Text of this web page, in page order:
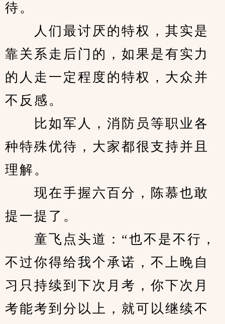
待。
人们最讨厌的特权，其实是
靠关系走后门的，如果是有实力
的人走一定程度的特权，大众并
不反感。
比如军人，消防员等职业各
种特殊优待，大家都很支持并且
理解。
现在手握六百分，陈慕也敢
提一提了。
童飞点头道：“也不是不行，
不过你得给我个承诺，不上晚自
习只持续到下次月考，你下次月
考能考到分以上，就可以继续不